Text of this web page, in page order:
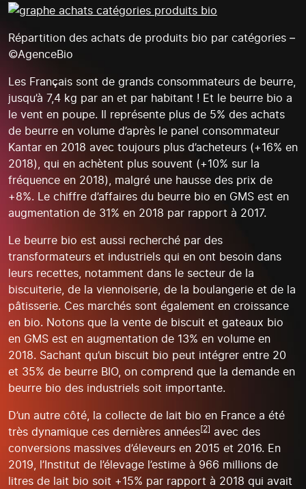
Répartition des achats de produits bio par catégories –
©AgenceBio
Les Français sont de grands consommateurs de beurre,
jusqu’à 7,4 kg par an et par habitant ! Et le beurre bio a
le vent en poupe. Il représente plus de 5% des achats
de beurre en volume d’après le panel consommateur
Kantar en 2018 avec toujours plus d’acheteurs (+16% en
2018), qui en achètent plus souvent (+10% sur la
fréquence en 2018), malgré une hausse des prix de
+8%. Le chiffre d’affaires du beurre bio en GMS est en
augmentation de 31% en 2018 par rapport à 2017.
Le beurre bio est aussi recherché par des
transformateurs et industriels qui en ont besoin dans
leurs recettes, notamment dans le secteur de la
biscuiterie, de la viennoiserie, de la boulangerie et de la
pâtisserie. Ces marchés sont également en croissance
en bio. Notons que la vente de biscuit et gateaux bio
en GMS est en augmentation de 13% en volume en
2018. Sachant qu’un biscuit bio peut intégrer entre 20
et 35% de beurre BIO, on comprend que la demande en
beurre bio des industriels soit importante.
D’un autre côté, la collecte de lait bio en France a été
très dynamique ces dernières années[2] avec des
conversions massives d’éleveurs en 2015 et 2016. En
2019, l’Institut de l’élevage l’estime à 966 millions de
litres de lait bio soit +15% par rapport à 2018 qui avait